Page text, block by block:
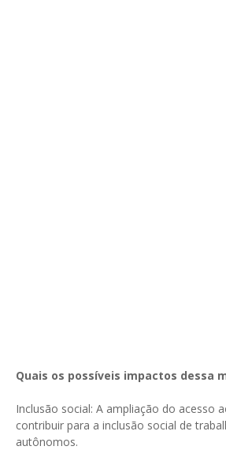
Quais os possíveis impactos dessa
Inclusão social: A ampliação do acesso
contribuir para a inclusão social de
autônomos.